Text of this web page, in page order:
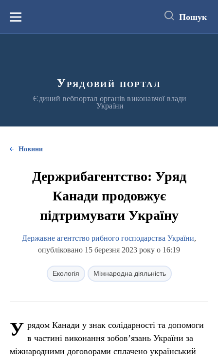
вмістуМеню Пошук
Урядовий портал
Єдиний вебпортал органів виконавчої влади
України
Новини
Держрибагентство: Уряд
Канади продовжує
підтримувати Україну
Державне агентство рибного господарства України,
опубліковано 15 березня 2023 року о 16:19
Екологія Міжнародна діяльність
У рядом Канади у знак солідарності та допомоги
в частині виконання зобов’язань України за
міжнародними договорами сплачено український